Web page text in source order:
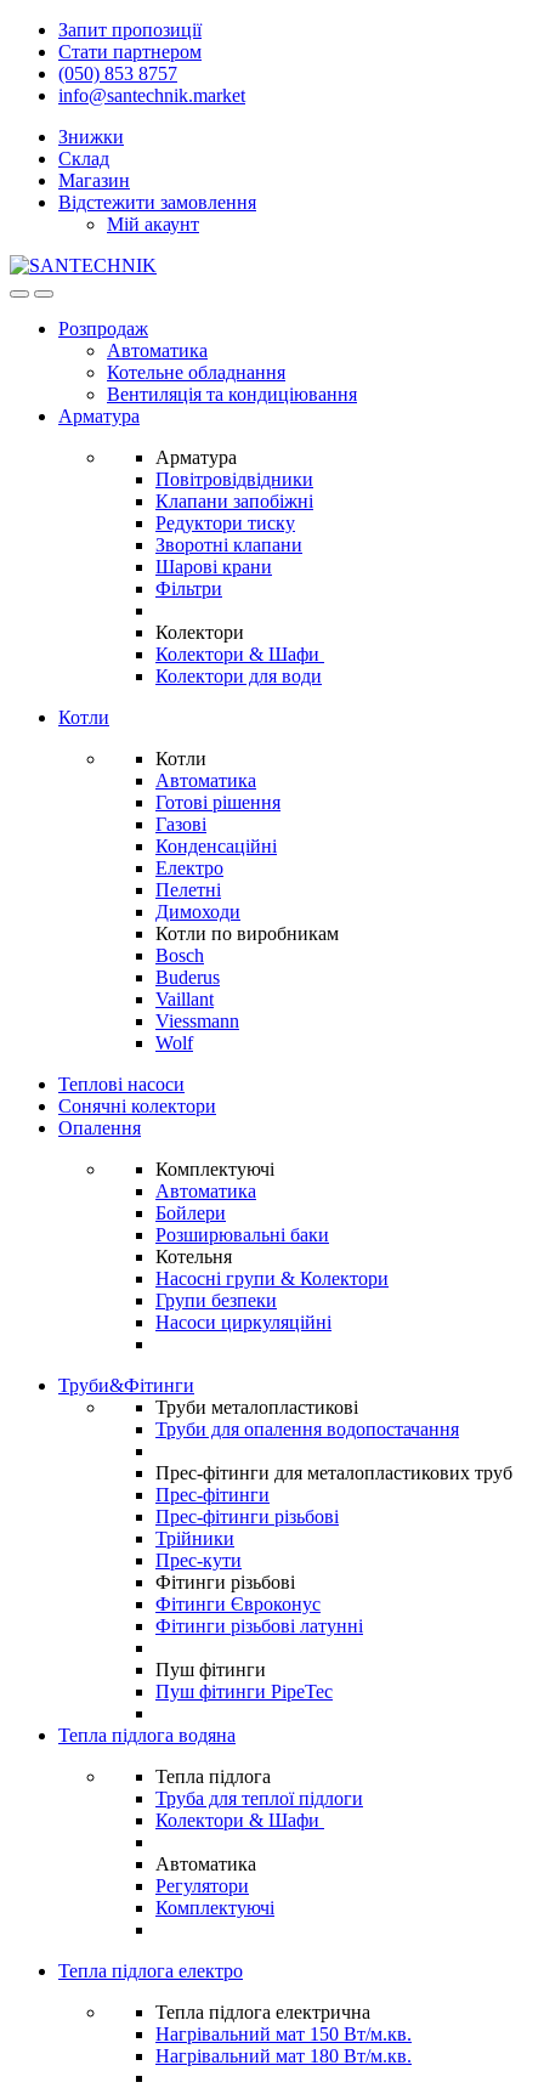
Skip
navigation
Skip
content
Запит пропозиції
Стати партнером
(050) 853 8757
info@santechnik.market
Знижки
Склад
Магазин
Відстежити замовлення
Мій акаунт
OpenClose
Розпродаж
Автоматика
Котельне обладнання
Вентиляція та кондиціювання
Арматура
Арматура
Повітровідвідники
Клапани запобіжні
Редуктори тиску
Зворотні клапани
Шарові крани
Фільтри
Колектори
Колектори & Шафи
Колектори для води
Котли
Котли
Автоматика
Готові рішення
Газові
Конденсаційні
Електро
Пелетні
Димоходи
Котли по виробникам
Bosch
Buderus
Vaillant
Viessmann
Wolf
Теплові насоси
Сонячні колектори
Опалення
Комплектуючі
Автоматика
Бойлери
Розширювальні баки
Котельня
Насосні групи & Колектори
Групи безпеки
Насоси циркуляційні
Труби&Фітинги
Труби металопластикові
Труби для опалення водопостачання
Прес-фітинги для металопластикових труб
Прес-фітинги
Прес-фітинги різьбові
Трійники
Прес-кути
Фітинги різьбові
Фітинги Євроконус
Фітинги різьбові латунні
Пуш фітинги
Пуш фітинги PipeTec
Тепла підлога водяна
Тепла підлога
Труба для теплої підлоги
Колектори & Шафи
Автоматика
Регулятори
Комплектуючі
Тепла підлога електро
Тепла підлога електрична
Нагрівальний мат 150 Вт/м.кв.
Нагрівальний мат 180 Вт/м.кв.